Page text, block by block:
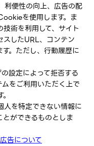
利便性の向上、広告の配
を使用します。ま
術を利用して、サイト
スしたURL、コンテン
。ただし、行動履歴に
設定によって拒否する
をご利用いただく上で
人を特定できない情報に
ができるものとしま
告について